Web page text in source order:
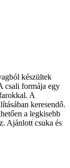
készültek
csali formája egy
A
keresendő.
a legkisebb
Ajánlott csuka és